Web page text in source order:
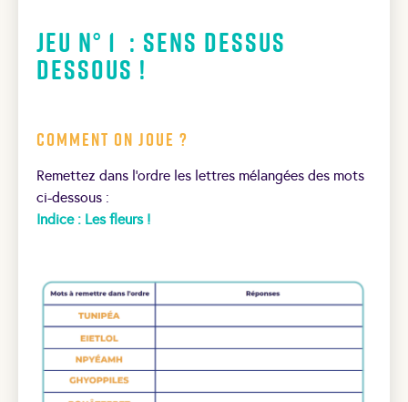
Jeu N° 1 : Sens dessus
dessous !
Comment on joue ?
Remettez dans l’ordre les lettres mélangées des mots
ci-dessous :
Indice : Les fleurs !